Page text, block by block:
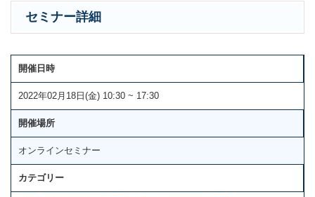
セミナー詳細
開催日時
2022年02月18日(金) 10:30 ~ 17:30
開催場所
オンラインセミナー
カテゴリー